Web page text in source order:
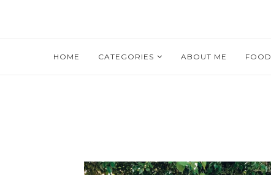
HOME CATEGORIES ABOUT ME FOOD